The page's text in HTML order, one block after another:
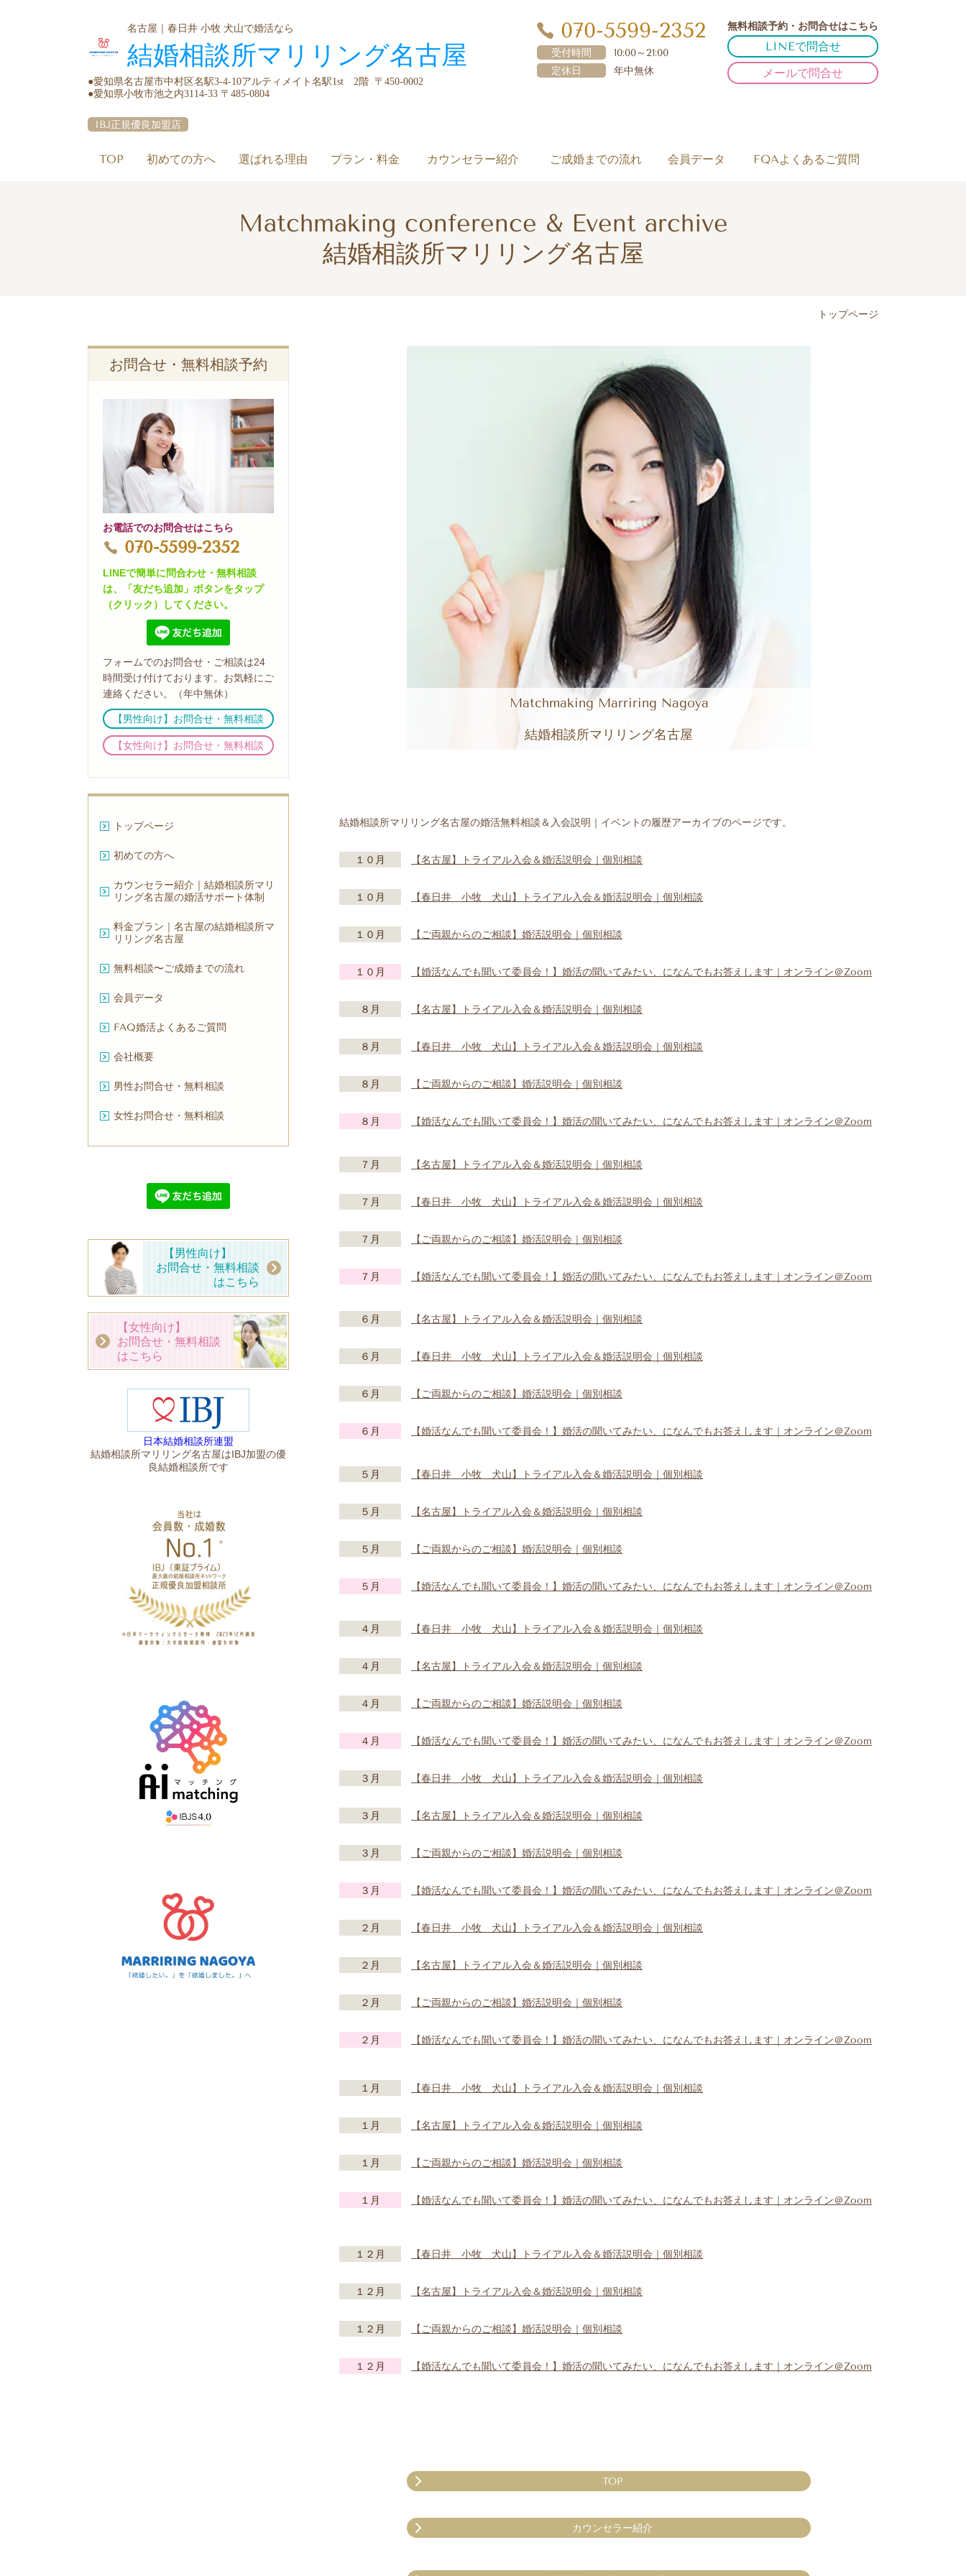
名古屋｜春日井 小牧 犬山で婚活なら
結婚相談所マリリング名古屋
●愛知県名古屋市中村区名駅3-4-10アルティメイト名駅1st 2階 〒450-0002
●愛知県小牧市池之内3114-33 〒485-0804
IBJ正規優良加盟店
070-5599-2352
受付時間
10:00～21:00
定休日
年中無休
無料相談予約・お問合せはこちら
LINEで問合せ
メールで問合せ
TOP 初めての方へ 選ばれる理由 プラン・料金 カウンセラー紹介 ご成婚までの流れ 会員データ FQAよくあるご質問
Matchmaking conference & Event archive
結婚相談所マリリング名古屋
トップページ
Matchmaking Marriring Nagoya
結婚相談所マリリング名古屋
結婚相談所マリリング名古屋の婚活無料相談＆入会説明｜イベントの履歴アーカイブのページです。
１０月 【名古屋】トライアル入会＆婚活説明会｜個別相談
１０月 【春日井 小牧 犬山】トライアル入会＆婚活説明会｜個別相談
１０月 【ご両親からのご相談】婚活説明会｜個別相談
１０月 【婚活なんでも聞いて委員会！】婚活の聞いてみたい、になんでもお答えします｜オンライン＠Zoom
８月 【名古屋】トライアル入会＆婚活説明会｜個別相談
８月 【春日井 小牧 犬山】トライアル入会＆婚活説明会｜個別相談
８月 【ご両親からのご相談】婚活説明会｜個別相談
８月 【婚活なんでも聞いて委員会！】婚活の聞いてみたい、になんでもお答えします｜オンライン＠Zoom
７月 【名古屋】トライアル入会＆婚活説明会｜個別相談
７月 【春日井 小牧 犬山】トライアル入会＆婚活説明会｜個別相談
７月 【ご両親からのご相談】婚活説明会｜個別相談
７月 【婚活なんでも聞いて委員会！】婚活の聞いてみたい、になんでもお答えします｜オンライン＠Zoom
６月 【名古屋】トライアル入会＆婚活説明会｜個別相談
６月 【春日井 小牧 犬山】トライアル入会＆婚活説明会｜個別相談
６月 【ご両親からのご相談】婚活説明会｜個別相談
６月 【婚活なんでも聞いて委員会！】婚活の聞いてみたい、になんでもお答えします｜オンライン＠Zoom
５月 【春日井 小牧 犬山】トライアル入会＆婚活説明会｜個別相談
５月 【名古屋】トライアル入会＆婚活説明会｜個別相談
５月 【ご両親からのご相談】婚活説明会｜個別相談
５月 【婚活なんでも聞いて委員会！】婚活の聞いてみたい、になんでもお答えします｜オンライン＠Zoom
４月 【春日井 小牧 犬山】トライアル入会＆婚活説明会｜個別相談
４月 【名古屋】トライアル入会＆婚活説明会｜個別相談
４月 【ご両親からのご相談】婚活説明会｜個別相談
４月 【婚活なんでも聞いて委員会！】婚活の聞いてみたい、になんでもお答えします｜オンライン＠Zoom
３月 【春日井 小牧 犬山】トライアル入会＆婚活説明会｜個別相談
３月 【名古屋】トライアル入会＆婚活説明会｜個別相談
３月 【ご両親からのご相談】婚活説明会｜個別相談
３月 【婚活なんでも聞いて委員会！】婚活の聞いてみたい、になんでもお答えします｜オンライン＠Zoom
２月 【春日井 小牧 犬山】トライアル入会＆婚活説明会｜個別相談
２月 【名古屋】トライアル入会＆婚活説明会｜個別相談
２月 【ご両親からのご相談】婚活説明会｜個別相談
２月 【婚活なんでも聞いて委員会！】婚活の聞いてみたい、になんでもお答えします｜オンライン＠Zoom
１月 【春日井 小牧 犬山】トライアル入会＆婚活説明会｜個別相談
１月 【名古屋】トライアル入会＆婚活説明会｜個別相談
１月 【ご両親からのご相談】婚活説明会｜個別相談
１月 【婚活なんでも聞いて委員会！】婚活の聞いてみたい、になんでもお答えします｜オンライン＠Zoom
１２月 【春日井 小牧 犬山】トライアル入会＆婚活説明会｜個別相談
１２月 【名古屋】トライアル入会＆婚活説明会｜個別相談
１２月 【ご両親からのご相談】婚活説明会｜個別相談
１２月 【婚活なんでも聞いて委員会！】婚活の聞いてみたい、になんでもお答えします｜オンライン＠Zoom
TOP
カウンセラー紹介
お問合せ・無料相談予約
お電話でのお問合せはこちら
070-5599-2352
LINEで簡単に問合わせ・無料相談
は、「友だち追加」ボタンをタップ
（クリック）してください。
フォームでのお問合せ・ご相談は24
時間受け付けております。お気軽にご
連絡ください。（年中無休）
【男性向け】お問合せ・無料相談
【女性向け】お問合せ・無料相談
トップページ
初めての方へ
カウンセラー紹介｜結婚相談所マリ
リング名古屋の婚活サポート体制
料金プラン｜名古屋の結婚相談所マ
リリング名古屋
無料相談〜ご成婚までの流れ
会員データ
FAQ婚活よくあるご質問
会社概要
男性お問合せ・無料相談
女性お問合せ・無料相談
【男性向け】
お問合せ・無料相談
はこちら
【女性向け】
お問合せ・無料相談
はこちら
日本結婚相談所連盟
結婚相談所マリリング名古屋はIBJ加盟の優
良結婚相談所です